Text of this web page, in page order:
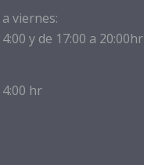
viernes:
y de 17:00 a 20:00hr
hr